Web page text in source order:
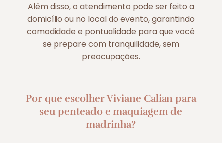
Além disso, o atendimento pode ser feito a
domicílio ou no local do evento, garantindo
comodidade e pontualidade para que você
se prepare com tranquilidade, sem
preocupações.
Por que escolher Viviane Calian para
seu penteado e maquiagem de
madrinha?